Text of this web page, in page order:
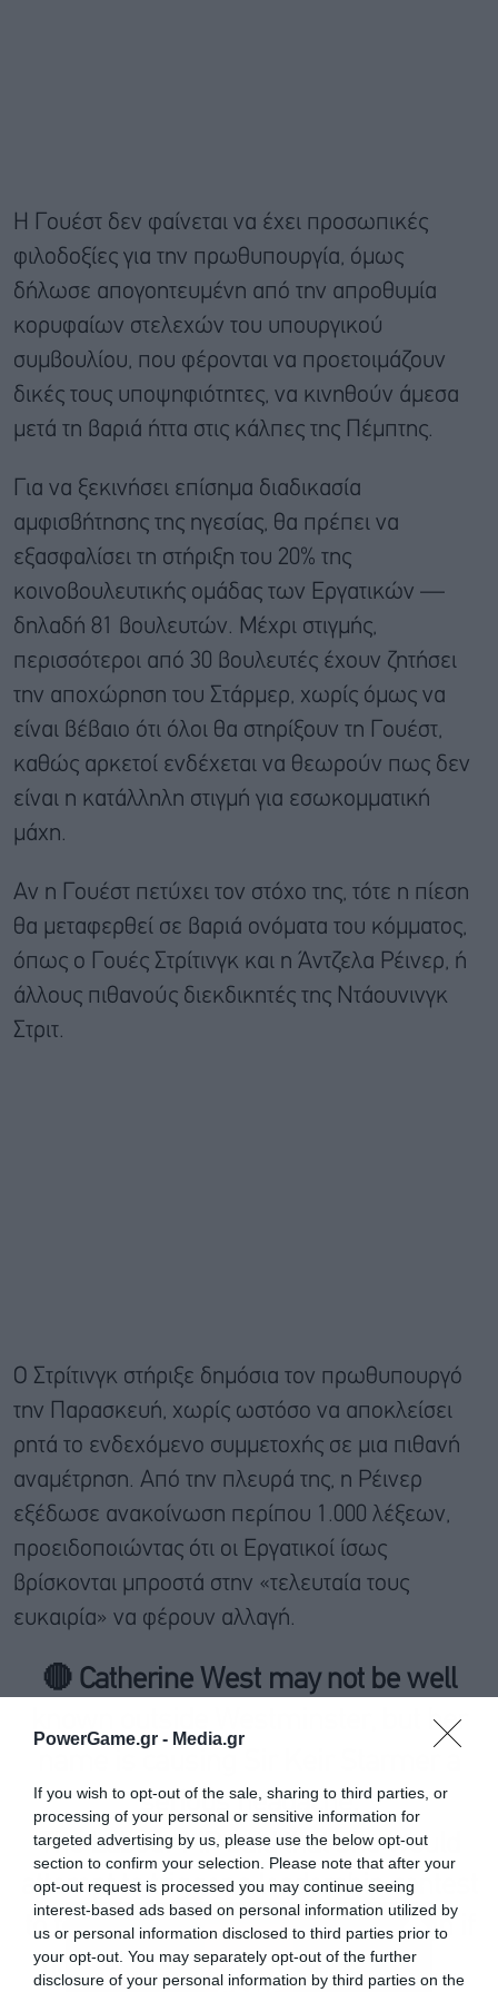
PowerGame.gr - Media.gr
If you wish to opt-out of the sale, sharing to third parties, or
processing of your personal or sensitive information for
targeted advertising by us, please use the below opt-out
section to confirm your selection. Please note that after your
opt-out request is processed you may continue seeing
interest-based ads based on personal information utilized by
us or personal information disclosed to third parties prior to
your opt-out. You may separately opt-out of the further
disclosure of your personal information by third parties on the
Η Γουέστ δεν φαίνεται να έχει προσωπικές
φιλοδοξίες για την πρωθυπουργία, όμως
δήλωσε απογοητευμένη από την απροθυμία
κορυφαίων στελεχών του υπουργικού
συμβουλίου, που φέρονται να προετοιμάζουν
δικές τους υποψηφιότητες, να κινηθούν άμεσα
μετά τη βαριά ήττα στις κάλπες της Πέμπτης.
Για να ξεκινήσει επίσημα διαδικασία
αμφισβήτησης της ηγεσίας, θα πρέπει να
εξασφαλίσει τη στήριξη του 20% της
κοινοβουλευτικής ομάδας των Εργατικών —
δηλαδή 81 βουλευτών. Μέχρι στιγμής,
περισσότεροι από 30 βουλευτές έχουν ζητήσει
την αποχώρηση του Στάρμερ, χωρίς όμως να
είναι βέβαιο ότι όλοι θα στηρίξουν τη Γουέστ,
καθώς αρκετοί ενδέχεται να θεωρούν πως δεν
είναι η κατάλληλη στιγμή για εσωκομματική
μάχη.
Αν η Γουέστ πετύχει τον στόχο της, τότε η πίεση
θα μεταφερθεί σε βαριά ονόματα του κόμματος,
όπως ο Γουές Στρίτινγκ και η Άντζελα Ρέινερ, ή
άλλους πιθανούς διεκδικητές της Ντάουνινγκ
Στριτ.
Ο Στρίτινγκ στήριξε δημόσια τον πρωθυπουργό
την Παρασκευή, χωρίς ωστόσο να αποκλείσει
ρητά το ενδεχόμενο συμμετοχής σε μια πιθανή
αναμέτρηση. Από την πλευρά της, η Ρέινερ
εξέδωσε ανακοίνωση περίπου 1.000 λέξεων,
προειδοποιώντας ότι οι Εργατικοί ίσως
βρίσκονται μπροστά στην «τελευταία τους
ευκαιρία» να φέρουν αλλαγή.
🔴 Catherine West may not be well
known outside Westminster, but her
serious headache.
The Labour MP said that she would
attempt to trigger a leadership contest
to force the Prime Minister to resign if
no Cabinet ministers were to put…